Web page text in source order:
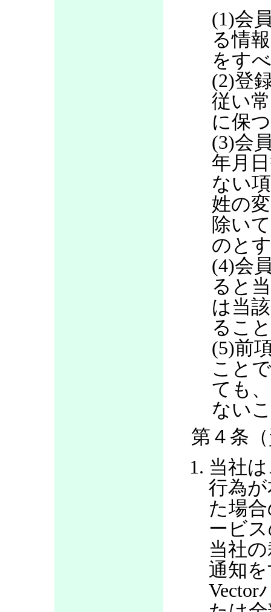
(1)会
る情
をす
(2)登
従い
に保
(3)会
年月
ない
姓の
除い
のと
(4)会
ると
は当
るこ
(5)前
こと
ても
ない
第４条
当社
行為
た場
ービ
当社
通知
Vector